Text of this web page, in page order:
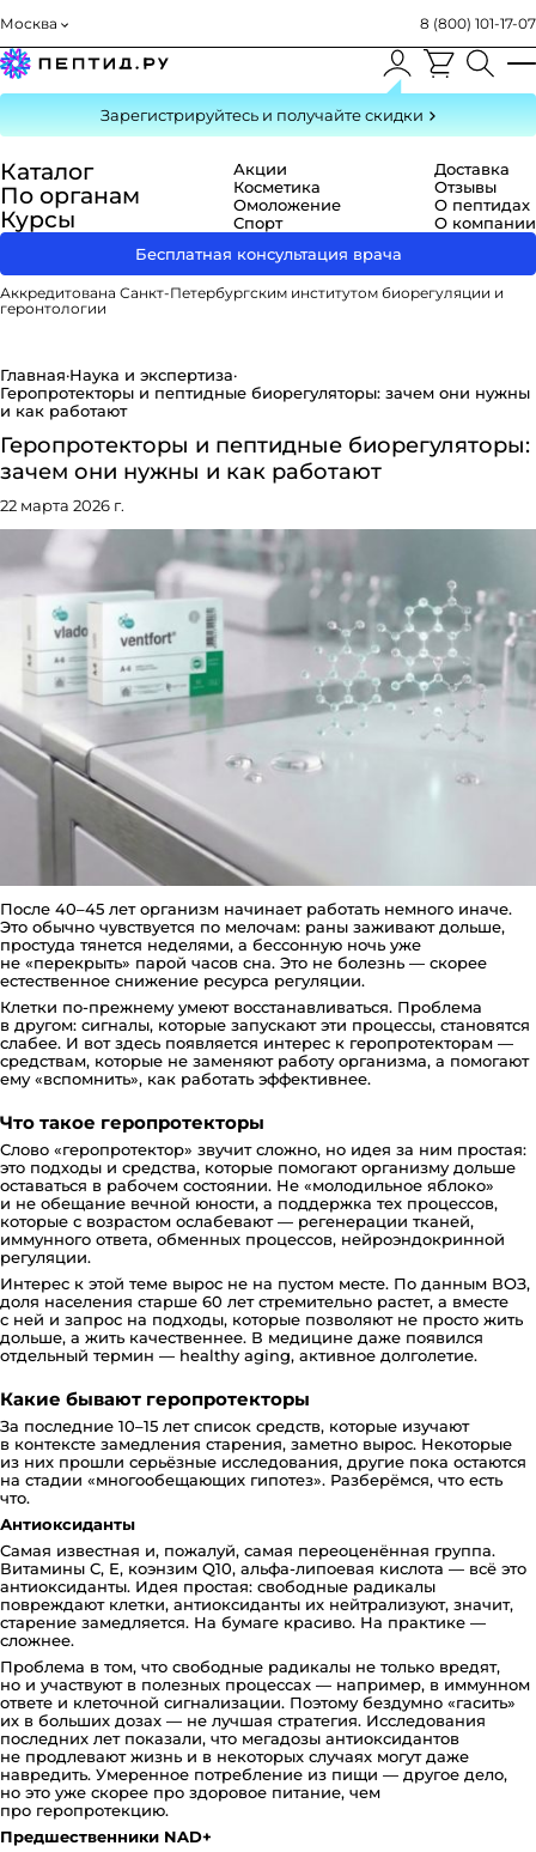
Москва 8 (800) 101-17-07
Зарегистрируйтесь и получайте скидки
Каталог
По органам
Курсы
Акции
Косметика
Омоложение
Спорт
Доставка
Отзывы
О пептидах
О компании
Бесплатная консультация врача
Аккредитована Санкт-Петербургским институтом биорегуляции и
геронтологии
Главная·Наука и экспертиза·
Геропротекторы и пептидные биорегуляторы: зачем они нужны
и как работают
Геропротекторы и пептидные биорегуляторы:
зачем они нужны и как работают
22 марта 2026 г.
После 40–45 лет организм начинает работать немного иначе.
Это обычно чувствуется по мелочам: раны заживают дольше,
простуда тянется неделями, а бессонную ночь уже
не «перекрыть» парой часов сна. Это не болезнь — скорее
естественное снижение ресурса регуляции.
Клетки по-прежнему умеют восстанавливаться. Проблема
в другом: сигналы, которые запускают эти процессы, становятся
слабее. И вот здесь появляется интерес к геропротекторам —
средствам, которые не заменяют работу организма, а помогают
ему «вспомнить», как работать эффективнее.
Что такое геропротекторы
Слово «геропротектор» звучит сложно, но идея за ним простая:
это подходы и средства, которые помогают организму дольше
оставаться в рабочем состоянии. Не «молодильное яблоко»
и не обещание вечной юности, а поддержка тех процессов,
которые с возрастом ослабевают — регенерации тканей,
иммунного ответа, обменных процессов, нейроэндокринной
регуляции.
Интерес к этой теме вырос не на пустом месте. По данным ВОЗ,
доля населения старше 60 лет стремительно растет, а вместе
с ней и запрос на подходы, которые позволяют не просто жить
дольше, а жить качественнее. В медицине даже появился
отдельный термин — healthy aging, активное долголетие.
Какие бывают геропротекторы
За последние 10–15 лет список средств, которые изучают
в контексте замедления старения, заметно вырос. Некоторые
из них прошли серьёзные исследования, другие пока остаются
на стадии «многообещающих гипотез». Разберёмся, что есть
что.
Антиоксиданты
Самая известная и, пожалуй, самая переоценённая группа.
Витамины С, Е, коэнзим Q10, альфа-липоевая кислота — всё это
антиоксиданты. Идея простая: свободные радикалы
повреждают клетки, антиоксиданты их нейтрализуют, значит,
старение замедляется. На бумаге красиво. На практике —
сложнее.
Проблема в том, что свободные радикалы не только вредят,
но и участвуют в полезных процессах — например, в иммунном
ответе и клеточной сигнализации. Поэтому бездумно «гасить»
их в больших дозах — не лучшая стратегия. Исследования
последних лет показали, что мегадозы антиоксидантов
не продлевают жизнь и в некоторых случаях могут даже
навредить. Умеренное потребление из пищи — другое дело,
но это уже скорее про здоровое питание, чем
про геропротекцию.
Предшественники NAD+